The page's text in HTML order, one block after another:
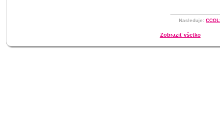
Nasleduje:
Zobraziť všetko